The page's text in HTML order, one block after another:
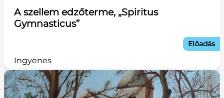
A szellem edzőterme, „Spiritus
Gymnasticus”
Ingyenes
Előadás